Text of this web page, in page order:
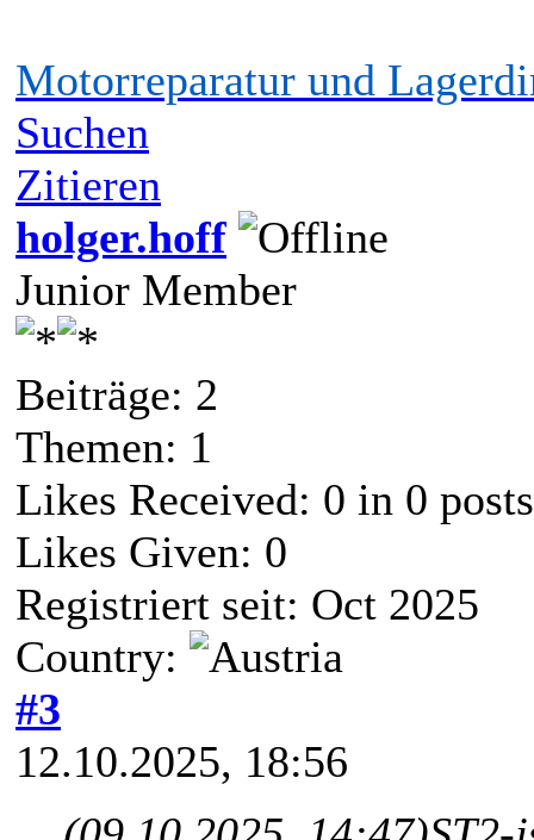
Motorreparatur und
Suchen
Zitieren
holger.hoff
Junior Member
Beiträge: 2
Themen: 1
Likes Received: 0 in 0 posts
Likes Given: 0
Registriert seit: Oct 2025
Country:
#3
12.10.2025, 18:56